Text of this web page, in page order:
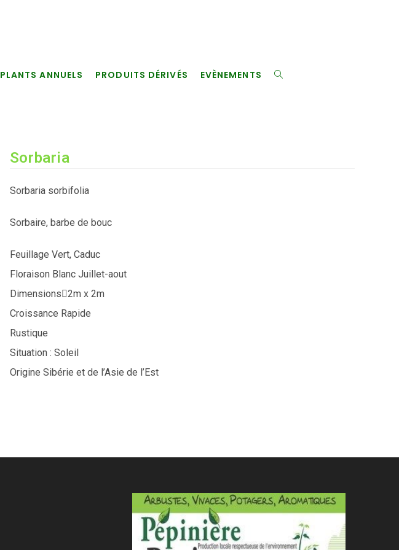
PLANTS ANNUELS PRODUITS DÉRIVÉS EVÈNEMENTS TOGGLE
Sorbaria
Sorbaria sorbifolia
Sorbaire, barbe de bouc
Feuillage Vert, Caduc
Floraison Blanc Juillet-aout
Dimensions2m x 2m
Croissance Rapide
Rustique
Situation : Soleil
Origine Sibérie et de l’Asie de l’Est